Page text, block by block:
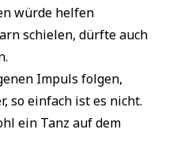
würde helfen
schielen, dürfte auch
Impuls folgen,
so einfach ist es nicht.
ein Tanz auf dem